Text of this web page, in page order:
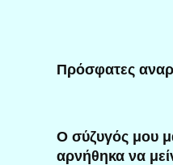
Πρόσφατες
Ο σύζυγός μου
αρνήθηκα να